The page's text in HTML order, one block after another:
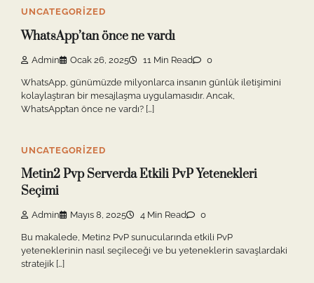
UNCATEGORIZED
WhatsApp’tan önce ne vardı
Admin Ocak 26, 2025 11 Min Read 0
WhatsApp, günümüzde milyonlarca insanın günlük iletişimini
kolaylaştıran bir mesajlaşma uygulamasıdır. Ancak,
WhatsApp’tan önce ne vardı? […]
UNCATEGORIZED
Metin2 Pvp Serverda Etkili PvP Yetenekleri
Seçimi
Admin Mayıs 8, 2025 4 Min Read 0
Bu makalede, Metin2 PvP sunucularında etkili PvP
yeteneklerinin nasıl seçileceği ve bu yeteneklerin savaşlardaki
stratejik […]